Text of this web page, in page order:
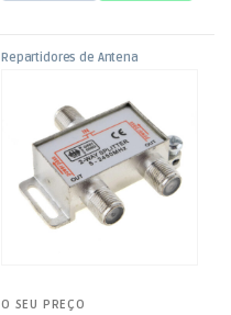
Repartidores de Antena
TV Aúdio e Vídeo
O SEU PREÇO